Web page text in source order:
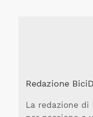
Redazione
La redazione